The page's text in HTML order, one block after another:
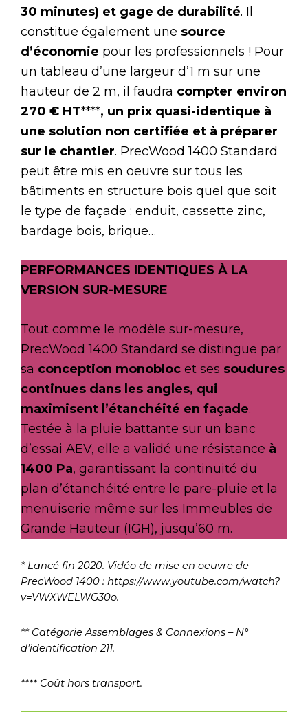
30 minutes) et gage de durabilité. Il
constitue également une source
d’économie pour les professionnels ! Pour
un tableau d’une largeur d’1 m sur une
hauteur de 2 m, il faudra compter environ
270 € HT****, un prix quasi-identique à
une solution non certifiée et à préparer
sur le chantier. PrecWood 1400 Standard
peut être mis en oeuvre sur tous les
bâtiments en structure bois quel que soit
le type de façade : enduit, cassette zinc,
bardage bois, brique…
PERFORMANCES IDENTIQUES À LA
VERSION SUR-MESURE
Tout comme le modèle sur-mesure,
PrecWood 1400 Standard se distingue par
sa conception monobloc et ses soudures
continues dans les angles, qui
maximisent l’étanchéité en façade.
Testée à la pluie battante sur un banc
d’essai AEV, elle a validé une résistance à
1400 Pa, garantissant la continuité du
plan d’étanchéité entre le pare-pluie et la
menuiserie même sur les Immeubles de
Grande Hauteur (IGH), jusqu’60 m.
* Lancé fin 2020. Vidéo de mise en oeuvre de
PrecWood 1400 : https://www.youtube.com/watch?
v=VWXWELWG30o.
** Catégorie Assemblages & Connexions – N°
d’identification 211.
**** Coût hors transport.